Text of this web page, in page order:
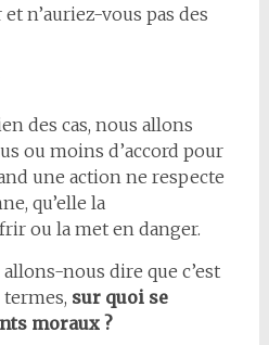
n’auriez-vous pas des
des cas, nous allons
ou moins d’accord pour
une action ne respecte
qu’elle la
ou la met en danger.
nous dire que c’est
termes, sur quoi se
moraux ?